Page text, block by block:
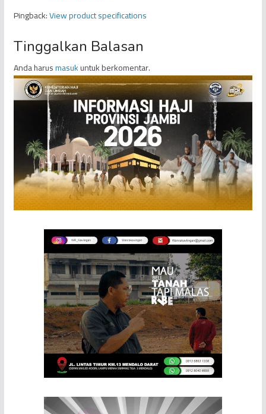
Pingback:View product specifications
Tinggalkan Balasan
Anda harusmasukuntuk berkomentar.